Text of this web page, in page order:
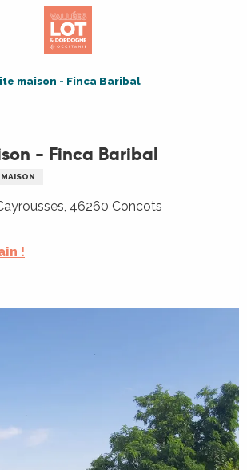
maison - Finca Baribal
- Finca Baribal
MAISON
46260 Concots
!